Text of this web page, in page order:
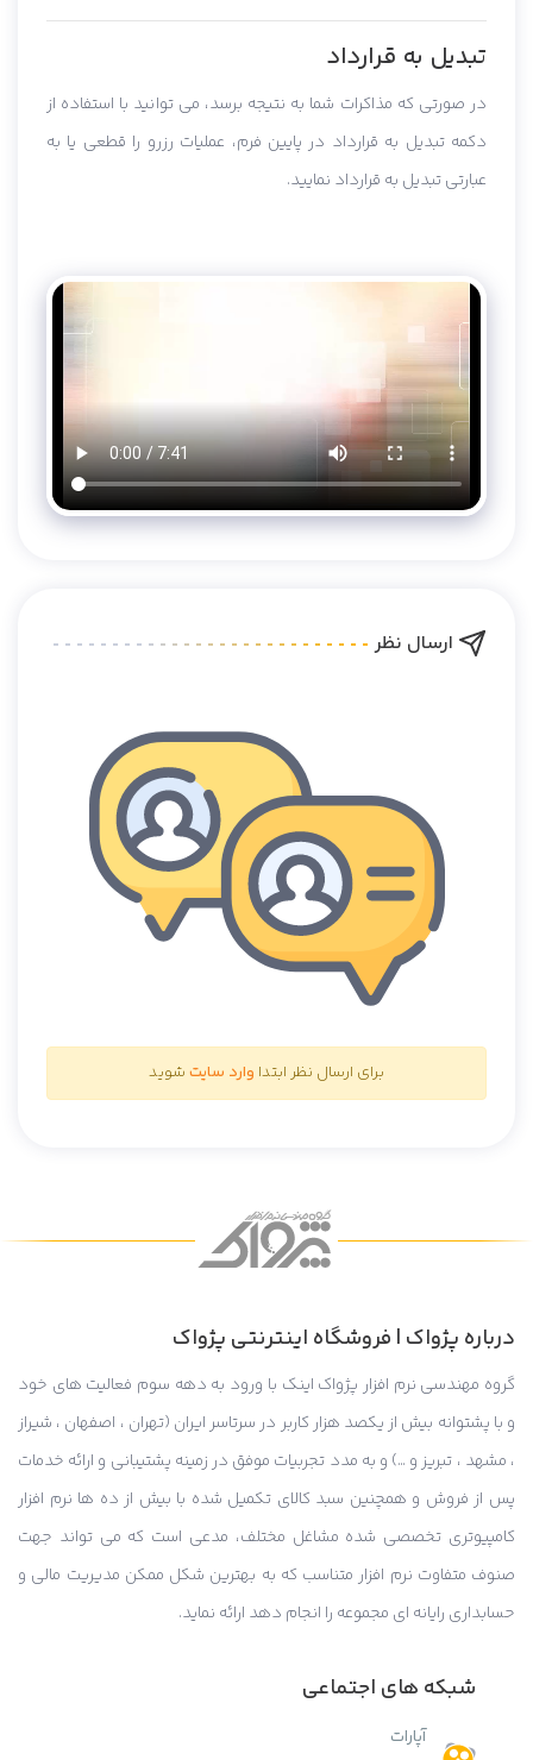
تبدیل به قرارداد
در صورتی که مذاکرات شما به نتیجه برسد، می توانید با استفاده از
دکمه تبدیل به قرارداد در پایین فرم، عملیات رزرو را قطعی یا به
عبارتی تبدیل به قرارداد نمایید.
ارسال نظر
برای ارسال نظر ابتدا وارد سایت شوید
درباره پژواک | فروشگاه اینترنتی پژواک
گروه مهندسی نرم افزار پژواک اینک با ورود به دهه سوم فعالیت های خود
و با پشتوانه بیش از یکصد هزار کاربر در سرتاسر ایران (تهران ، اصفهان ، شیراز
، مشهد ، تبریز و …) و به مدد تجربیات موفق در زمینه پشتیبانی و ارائه خدمات
پس از فروش و همچنین سبد کالای تکمیل شده با بیش از ده ها نرم افزار
کامپیوتری تخصصی شده مشاغل مختلف، مدعی است که می تواند جهت
صنوف متفاوت نرم افزار متناسب که به بهترین شکل ممکن مدیریت مالی و
حسابداری رایانه ای مجموعه را انجام دهد ارائه نماید.
شبکه های اجتماعی
آپارات